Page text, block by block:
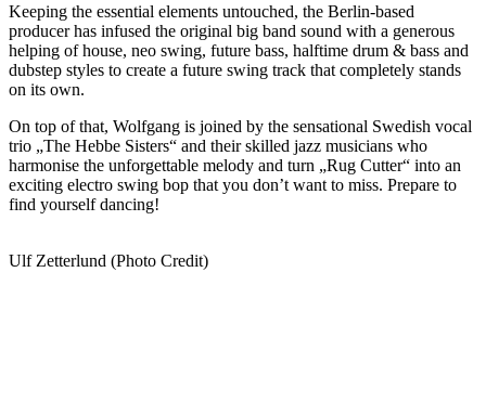
Keeping the essential elements untouched, the Berlin-based
producer has infused the original big band sound with a generous
helping of house, neo swing, future bass, halftime drum & bass and
dubstep styles to create a future swing track that completely stands
on its own.
On top of that, Wolfgang is joined by the sensational Swedish vocal
trio „The Hebbe Sisters“ and their skilled jazz musicians who
harmonise the unforgettable melody and turn „Rug Cutter“ into an
exciting electro swing bop that you don’t want to miss. Prepare to
find yourself dancing!
Ulf Zetterlund (Photo Credit)